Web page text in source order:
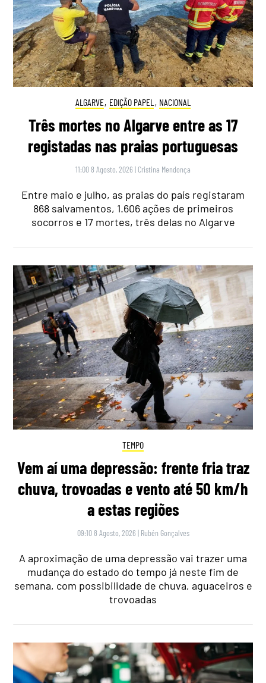
ALGARVE, EDIÇÃO PAPEL , NACIONAL
Três mortes no Algarve entre as 17
registadas nas praias portuguesas
11:00 8 Agosto, 2026 | Cristina Mendonça
Entre maio e julho, as praias do país registaram
868 salvamentos, 1.606 ações de primeiros
socorros e 17 mortes, três delas no Algarve
TEMPO
Vem aí uma depressão: frente fria traz
chuva, trovoadas e vento até 50 km/h
a estas regiões
09:10 8 Agosto, 2026 | Rubén Gonçalves
A aproximação de uma depressão vai trazer uma
mudança do estado do tempo já neste fim de
semana, com possibilidade de chuva, aguaceiros e
trovoadas